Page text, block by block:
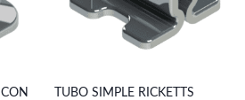
TUBO SIMPLE RICKETTS